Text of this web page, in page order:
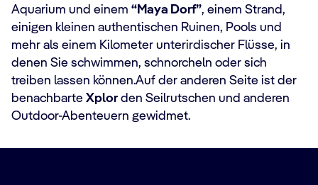
Aquarium und einem “Maya Dorf”, einem Strand,
einigen kleinen authentischen Ruinen, Pools und
mehr als einem Kilometer unterirdischer Flüsse, in
denen Sie schwimmen, schnorcheln oder sich
treiben lassen können.Auf der anderen Seite ist der
benachbarte Xplor den Seilrutschen und anderen
Outdoor-Abenteuern gewidmet.